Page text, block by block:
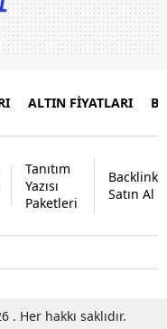
ALTIN FİYATLARI
Tanıtım
Yazısı
Paketleri
Backlink
Satın Al
Her hakkı saklıdır.